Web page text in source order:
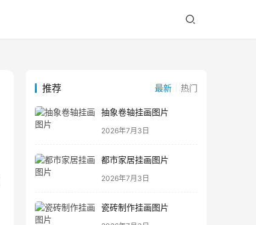
推荐 最新 热门
抽象卷轴挂画图片
2026年7月3日
都市家居挂画图片
2026年7月3日
瓷砖制作挂画图片